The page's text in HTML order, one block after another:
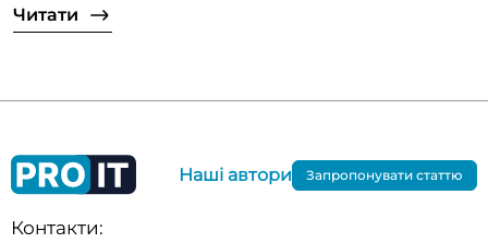
Читати
Контакти:
Наші автори Запропонувати статтю